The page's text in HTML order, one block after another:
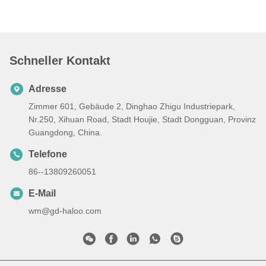
Schneller Kontakt
Adresse
Zimmer 601, Gebäude 2, Dinghao Zhigu Industriepark,
Nr.250, Xihuan Road, Stadt Houjie, Stadt Dongguan, Provinz
Guangdong, China.
Telefone
86--13809260051
E-Mail
wm@gd-haloo.com